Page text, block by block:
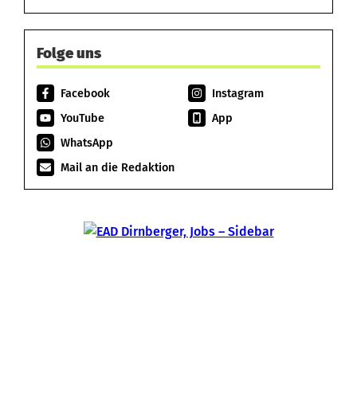
Folge uns
Facebook
Instagram
YouTube
App
WhatsApp
Mail an die Redaktion